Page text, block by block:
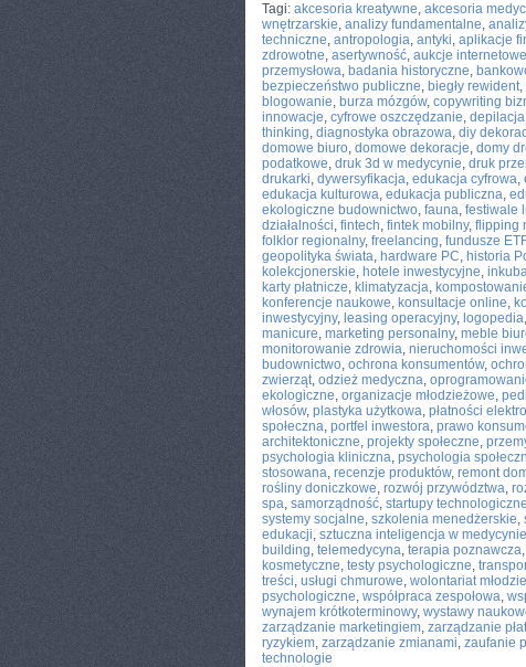
Tagi: akcesoria kreatywne, akcesoria
wnętrzarskie, analizy fundamentalne,
techniczne, antropologia, antyki, aplikacje
zdrowotne, asertywność, aukcje internetowe
przemysłowa, badania historyczne,
bezpieczeństwo publiczne, biegły rewident,
blogowanie, burza mózgów, copywriting
innowacje, cyfrowe oszczędzanie, depilacja
thinking, diagnostyka obrazowa, diy
domowe biuro, domowe dekoracje, domy
podatkowe, druk 3d w medycynie, druk
drukarki, dywersyfikacja, edukacja cyfrowa,
edukacja kulturowa, edukacja publiczna,
ekologiczne budownictwo, fauna, festiwale
działalności, fintech, fintek mobilny, flipping
folklor regionalny, freelancing, fundusze ETF
geopolityka świata, hardware PC, historia
kolekcjonerskie, hotele inwestycyjne,
karty płatnicze, klimatyzacja,
konferencje naukowe, konsultacje online,
inwestycyjny, leasing operacyjny, logopedia,
manicure, marketing personalny, meble
monitorowanie zdrowia, nieruchomości
budownictwo, ochrona konsumentów,
zwierząt, odzież medyczna,
ekologiczne, organizacje młodzieżowe,
włosów, plastyka użytkowa, płatności
społeczna, portfel inwestora, prawo
architektoniczne, projekty społeczne,
psychologia kliniczna, psychologia
stosowana, recenzje produktów, remont
rośliny doniczkowe, rozwój przywództwa,
spa, samorządność, startupy technologiczne
systemy socjalne, szkolenia menedżerskie,
edukacji, sztuczna inteligencja w medycynie
building, telemedycyna, terapia poznawcza,
kosmetyczne, testy psychologiczne,
treści, usługi chmurowe, wolontariat
psychologiczne, współpraca zespołowa,
wynajem krótkoterminowy, wystawy
zarządzanie marketingiem, zarządzanie
ryzykiem, zarządzanie zmianami, zaufanie
technologie